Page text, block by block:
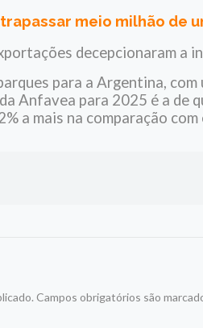
meio milhão de
decepcionaram a
para a Argentina,
Anfavea para 2025 é a de
a mais na comparação com
Campos obrigatórios são